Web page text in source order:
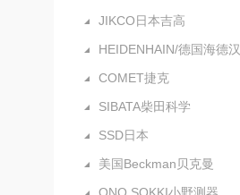
JIKCO日本吉高
HEIDENHAIN/德国海德汉
COMET捷克
SIBATA柴田科学
SSD日本
美国Beckman贝克曼